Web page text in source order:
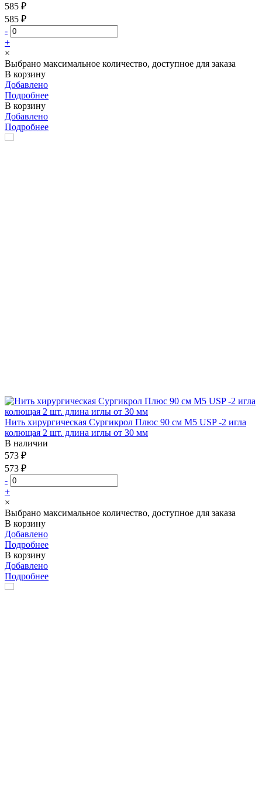
585 ₽
585 ₽
-
+
×
Выбрано максимальное количество, доступное для заказа
В корзину
Добавлено
Подробнее
В корзину
Добавлено
Подробнее
Нить хирургическая Сургикрол Плюс 90 см М5 USP -2 игла
колющая 2 шт. длина иглы от 30 мм
В наличии
573 ₽
573 ₽
-
+
×
Выбрано максимальное количество, доступное для заказа
В корзину
Добавлено
Подробнее
В корзину
Добавлено
Подробнее